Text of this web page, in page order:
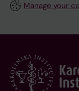
Manage your